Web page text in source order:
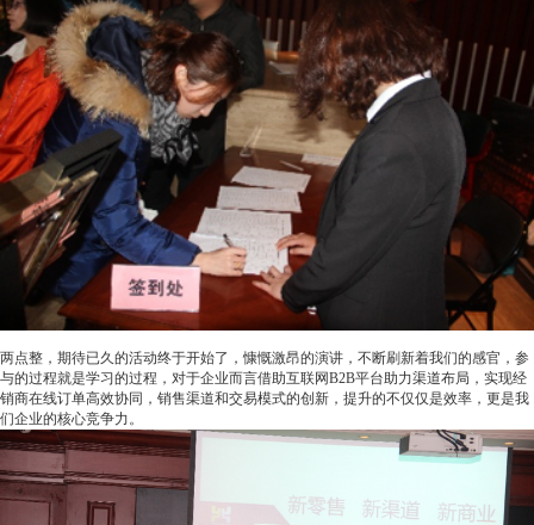
两点整，期待已久的活动终于开始了，慷慨激昂的演讲，不断刷新着我们的感官，参
与的过程就是学习的过程，对于企业而言借助互联网B2B平台助力渠道布局，实现经
销商在线订单高效协同，销售渠道和交易模式的创新，提升的不仅仅是效率，更是我
们企业的核心竞争力。